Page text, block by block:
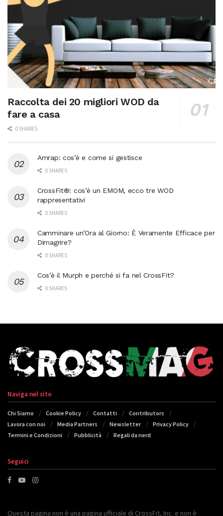
Raccolta dei 20 migliori WOD da
fare a casa
0 SHARES
Amrap: cos’è e come si gestisce
0 SHARES
CrossFit®: cos’è un EMOM, ecco tre WOD
rappresentativi
0 SHARES
Camminare un’Ora al Giorno: È Veramente Efficace per
Dimagrire?
0 SHARES
Cos’è il Murph e perché si fa nel CrossFit?
0 SHARES
Naviga nel sito
Chi Siamo Cookie Policy Contatti
Contributors
Lavora con noi
Media Partners Newsletter
Privacy Policy
Termini e Condizioni
Pubblicità Regali da nerd
Seguici
Questa pagina non è una pagina ufficiale di CrossFit, Inc. e non è